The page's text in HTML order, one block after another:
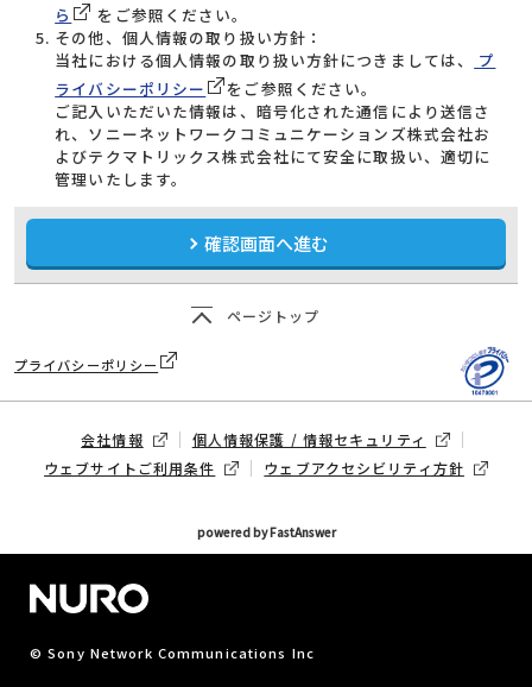
ら
をご参照ください。
その他、個人情報の取り扱い方針：
当社における個人情報の取り扱い方針につきましては、
プ
ライバシーポリシー
をご参照ください。
ご記入いただいた情報は、暗号化された通信により送信さ
れ、ソニーネットワークコミュニケーションズ株式会社お
よびテクマトリックス株式会社にて安全に取扱い、適切に
管理いたします。
確認画面へ進む
ページトップ
プライバシーポリシー
会社情報
個人情報保護 / 情報セキュリティ
ウェブサイトご利用条件
ウェブアクセシビリティ方針
powered by FastAnswer
© Sony Network Communications Inc